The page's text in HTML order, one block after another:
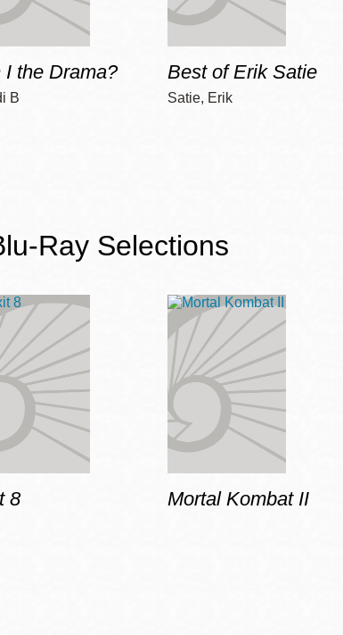
Park
Parkside
Presidio
West Portal
Western
Bibliotecas
Ambulantes
I the Drama?
B
Best of Erik Satie
Satie, Erik
Ray Selections
8 Mortal Kombat II